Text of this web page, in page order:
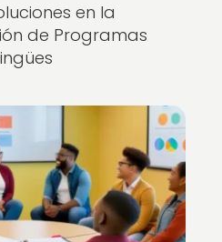
en la
de Programas